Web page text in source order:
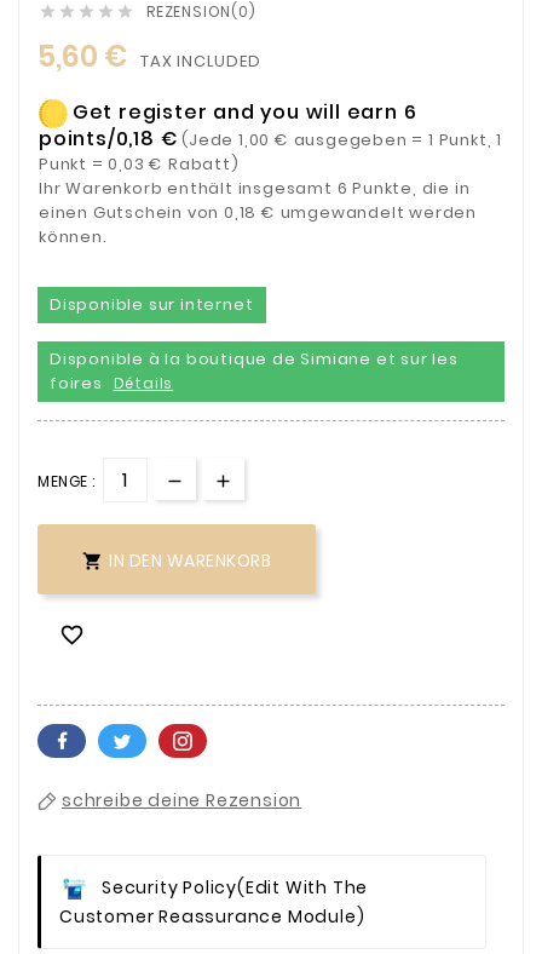
     REZENSION(0)
5,60 € TAX INCLUDED
Get register and you will earn 6
points/0,18 € (Jede 1,00 € ausgegeben = 1 Punkt, 1
Punkt = 0,03 € Rabatt)
Ihr Warenkorb enthält insgesamt 6 Punkte, die in
einen Gutschein von 0,18 € umgewandelt werden
können.
Disponible sur internet
Disponible à la boutique de Simiane et sur les
foires
Détails
MENGE :
 IN DEN WARENKORB

schreibe deine Rezension
Security Policy(edit With The
Customer Reassurance Module)